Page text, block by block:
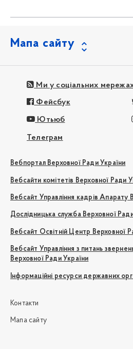
Мапа сайту
Ми у соціальних
Фейсбук
Ютьюб
Телеграм
Вебпортал Верховної Ради України
Вебсайти комітетів Верховної Ради
Вебсайт Управління кадрів Апарату
Дослідницька служба Верховної
Вебсайт Освітній Центр Верховної
Вебсайт Управління з питань
Верховної Ради України
Інформаційні ресурси державних
Контакти
Мапа сайту